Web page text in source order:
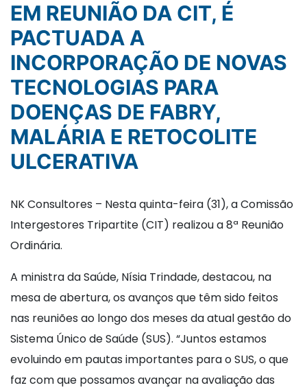
EM REUNIÃO DA CIT, É
PACTUADA A
INCORPORAÇÃO DE NOVAS
TECNOLOGIAS PARA
DOENÇAS DE FABRY,
MALÁRIA E RETOCOLITE
ULCERATIVA
NK Consultores – Nesta quinta-feira (31), a Comissão
Intergestores Tripartite (CIT) realizou a 8ª Reunião
Ordinária.
A ministra da Saúde, Nísia Trindade, destacou, na
mesa de abertura, os avanços que têm sido feitos
nas reuniões ao longo dos meses da atual gestão do
Sistema Único de Saúde (SUS). “Juntos estamos
evoluindo em pautas importantes para o SUS, o que
faz com que possamos avançar na avaliação das